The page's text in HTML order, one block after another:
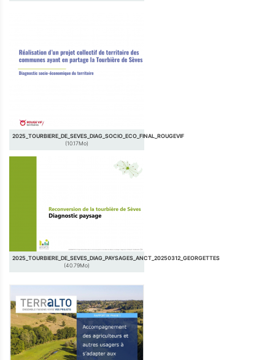
2025_TOURBIERE_DE_SEVES_DIAG_SOCIO_ECO_FINAL_ROUGEVIF
(10.17Mo)
2025_TOURBIERE_DE_SEVES_DIAG_PAYSAGES_ANCT_20250312_GEORGETTES
(40.79Mo)